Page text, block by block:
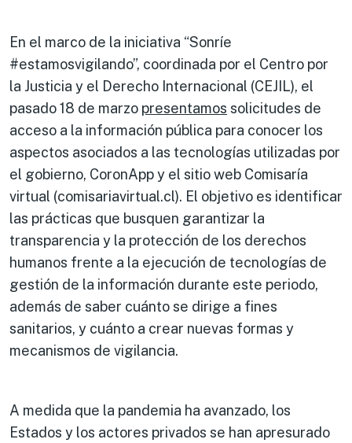
En el marco de la iniciativa “Sonríe
#estamosvigilando”, coordinada por el Centro por
la Justicia y el Derecho Internacional (CEJIL), el
pasado 18 de marzo presentamos solicitudes de
acceso a la información pública para conocer los
aspectos asociados a las tecnologías utilizadas por
el gobierno, CoronApp y el sitio web Comisaría
virtual (comisariavirtual.cl). El objetivo es identificar
las prácticas que busquen garantizar la
transparencia y la protección de los derechos
humanos frente a la ejecución de tecnologías de
gestión de la información durante este periodo,
además de saber cuánto se dirige a fines
sanitarios, y cuánto a crear nuevas formas y
mecanismos de vigilancia.
A medida que la pandemia ha avanzado, los
Estados y los actores privados se han apresurado